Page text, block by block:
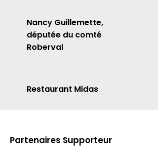
Nancy Guillemette,
députée du comté
Roberval
Restaurant Midas
Partenaires Supporteur